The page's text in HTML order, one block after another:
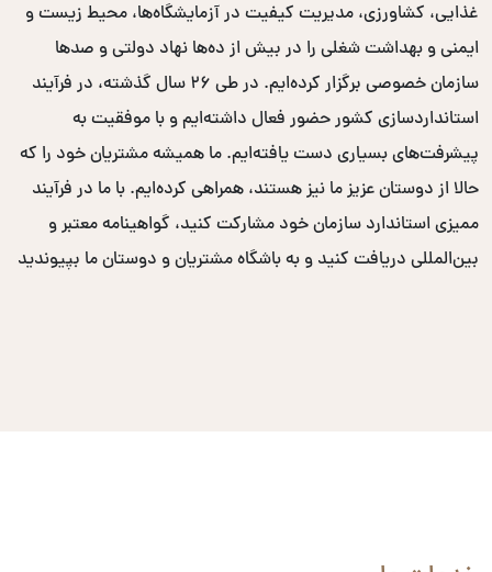
غذایی، کشاورزی، مدیریت کیفیت در آزمایشگاه‌ها، محیط زیست و
ایمنی و بهداشت شغلی را در بیش از ده‌ها نهاد دولتی و صدها
سازمان خصوصی برگزار کرده‌ایم. در طی ۲۶ سال گذشته، در فرآیند
استانداردسازی کشور حضور فعال داشته‌ایم و با موفقیت به
پیشرفت‌های بسیاری دست یافته‌ایم. ما همیشه مشتریان خود را که
حالا از دوستان عزیز ما نیز هستند، همراهی کرده‌ایم. با ما در فرآیند
ممیزی استاندارد سازمان خود مشارکت کنید، گواهینامه معتبر و
بین‌المللی دریافت کنید و به باشگاه مشتریان و دوستان ما بپیوندید